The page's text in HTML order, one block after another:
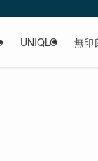
UNIQLO 無印